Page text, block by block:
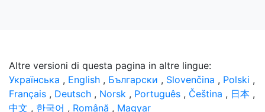
Altre versioni di questa pagina in altre lingue:
Українська , English , Български , Slovenčina , Polski ,
Français , Deutsch , Norsk , Português , Čeština , 日本 ,
中文 , 한국어 , Română , Magyar